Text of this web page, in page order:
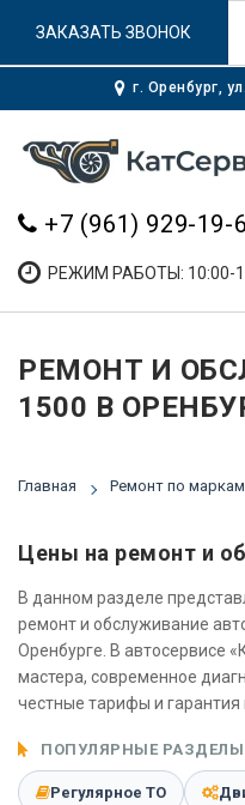
г. Оренбург,
+7 (961) 929-19-
РЕЖИМ РАБОТЫ: 10:00-
ЗАКАЗАТЬ ЗВОНОК
РЕМОНТ И
1500 В
Главная Ремонт по маркам
Цены на ремонт и
В данном разделе
ремонт и обслуживание
Оренбурге. В автосервисе
мастера, современное
честные тарифы и гарантия
ПОПУЛЯРНЫЕ
Регулярное ТО